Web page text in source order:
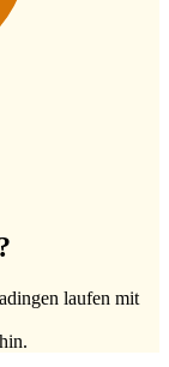
laufen mit